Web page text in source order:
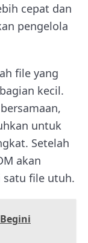
cepat dan
pengelola
file yang
kecil.
untuk
Setelah
akan
satu file utuh.